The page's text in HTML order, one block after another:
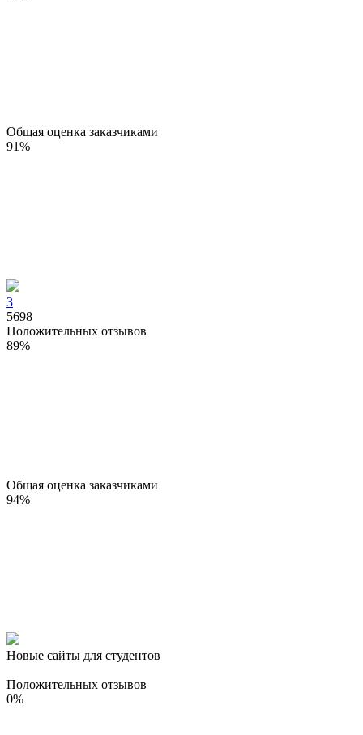
Общая оценка заказчиками
91%
3
5698
Положительных отзывов
89%
Общая оценка заказчиками
94%
Новые сайты для студентов
Положительных отзывов
0%